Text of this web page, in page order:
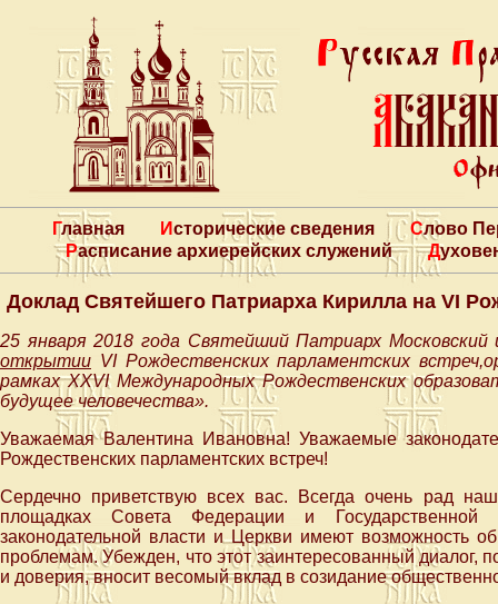
Главная Исторические сведения
Слово
Расписание архиерейских служений
Доклад Святейшего Патриарха Кирилла на VI
25 января 2018 года Святейший Патриарх
открытии VI Рождественских парламентских
рамках XXVI Международных Рождественских
будущее человечества».
Уважаемая Валентина Ивановна! Уважаемые
Рождественских парламентских встреч!
Сердечно приветствую всех вас. Всегда очень рад
площадках Совета Федерации и Государственной
законодательной власти и Церкви имеют возможность
проблемам. Убежден, что этот заинтересованный диалог,
и доверия, вносит весомый вклад в созидание